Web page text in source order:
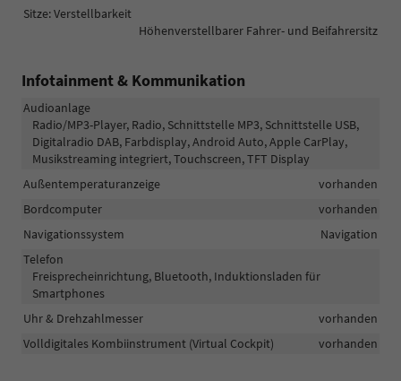
Sitze: Verstellbarkeit
Höhenverstellbarer Fahrer- und Beifahrersitz
Infotainment & Kommunikation
Audioanlage
Radio/MP3-Player, Radio, Schnittstelle MP3, Schnittstelle USB,
Digitalradio DAB, Farbdisplay, Android Auto, Apple CarPlay,
Musikstreaming integriert, Touchscreen, TFT Display
Außentemperaturanzeige
vorhanden
Bordcomputer
vorhanden
Navigationssystem
Navigation
Telefon
Freisprecheinrichtung, Bluetooth, Induktionsladen für
Smartphones
Uhr & Drehzahlmesser
vorhanden
Volldigitales Kombiinstrument (Virtual Cockpit)
vorhanden